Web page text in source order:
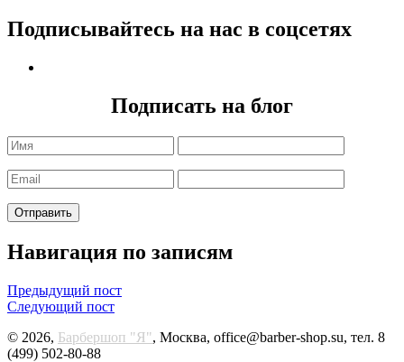
Подписывайтесь на нас в соцсетях
Подписать на блог
Навигация по записям
Предыдущий пост
Следующий пост
© 2026, Барбершоп "Я", Москва, office@barber-shop.su, тел. 8
(499) 502-80-88